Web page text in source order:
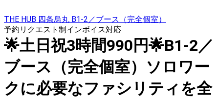
THE HUB 四条烏丸 B1-2／ブース（完全個室）
予約リクエスト制インボイス対応
🌟土日祝3時間990円🌟B1-2／
ブース（完全個室）ソロワー
クに必要なファシリティを全